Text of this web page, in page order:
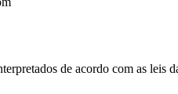
de acordo com as